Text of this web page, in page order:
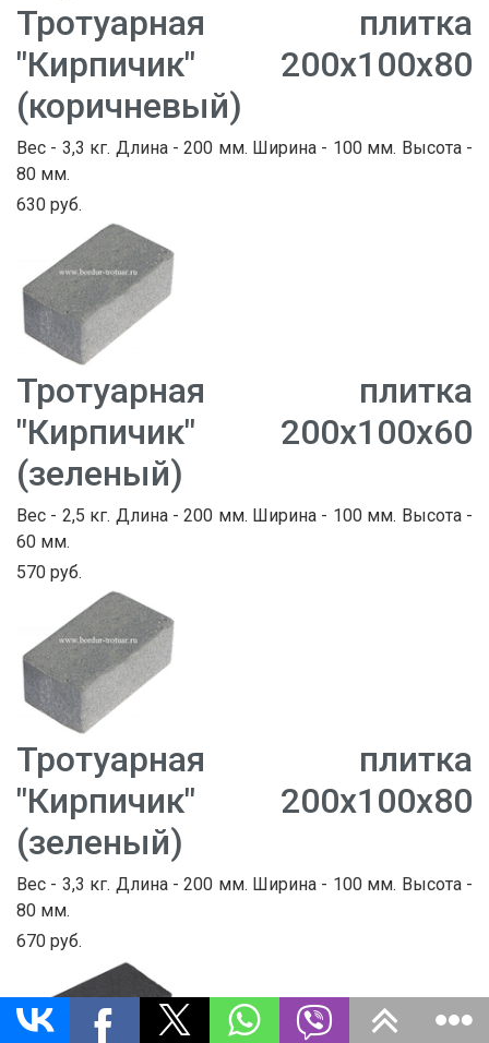
Тротуарная плитка
"Кирпичик" 200х100х80
(коричневый)
Вес - 3,3 кг. Длина - 200 мм. Ширина - 100 мм. Высота -
80 мм.
630 руб.
Тротуарная плитка
"Кирпичик" 200х100х60
(зеленый)
Вес - 2,5 кг. Длина - 200 мм. Ширина - 100 мм. Высота -
60 мм.
570 руб.
Тротуарная плитка
"Кирпичик" 200х100х80
(зеленый)
Вес - 3,3 кг. Длина - 200 мм. Ширина - 100 мм. Высота -
80 мм.
670 руб.